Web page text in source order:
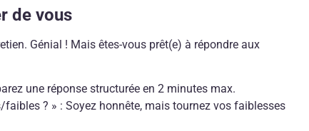
de vous
Génial ! Mais êtes-vous prêt(e) à répondre aux
une réponse structurée en 2 minutes max.
? » : Soyez honnête, mais tournez vos faiblesses